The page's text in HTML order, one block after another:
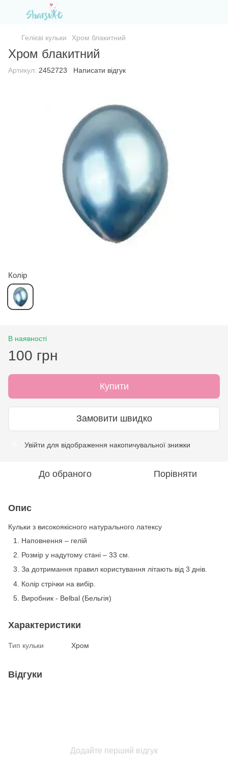
Гелієві кульки Хром блакитний
Хром блакитний
Артикул: 2452723 Написати відгук
Колір
В наявності
100 грн
Купити
Замовити швидко
Увійти для відображення накопичувальної знижки
До обраного Порівняти
Опис
Кульки з високоякісного натурального латексу
Наповнення – гелій
Розмір у надутому стані – 33 см.
За дотримання правил користування літають від 3 днів.
Колір стрічки на вибір.
Виробник - Belbal (Бельгія)
Характеристики
Тип кульки Хром
Відгуки
Додайте перший відгук